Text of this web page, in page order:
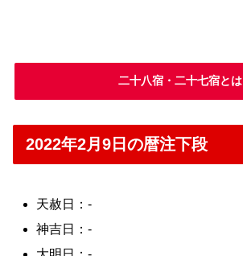
二十八宿・二十七宿とは
2022年2月9日の暦注下段
天赦日：-
神吉日：-